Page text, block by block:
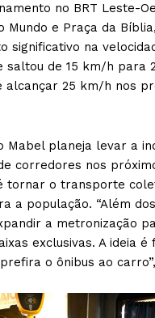
no BRT Leste-
Mundo e Praça da
significativo na
saltou de 15 km/h para
alcançar 25 km/h nos
Mabel planeja levar a
corredores nos
tornar o transporte
a população. “Além
a metronização
exclusivas. A ideia é
o ônibus ao